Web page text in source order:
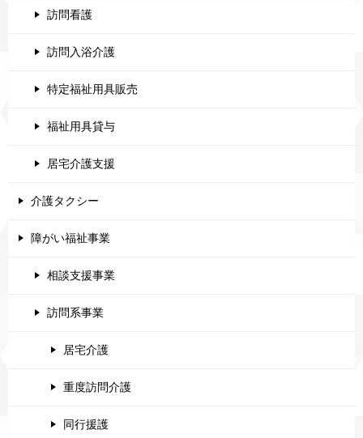
訪問看護
訪問入浴介護
特定福祉用具販売
福祉用具貸与
居宅介護支援
介護タクシー
障がい福祉事業
相談支援事業
訪問系事業
居宅介護
重度訪問介護
同行援護